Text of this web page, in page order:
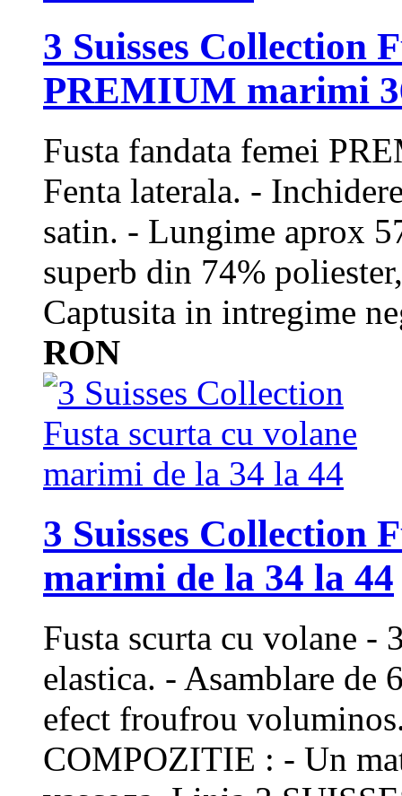
3 Suisses Collection
PREMIUM marimi
Fusta fandata femei
Fenta laterala. -
satin. - Lungime aprox
superb din 74%
Captusita in intregime
RON
3 Suisses Collection
marimi de la 34 la 44
Fusta scurta cu volane -
elastica. - Asamblare de
efect froufrou
COMPOZITIE : - Un